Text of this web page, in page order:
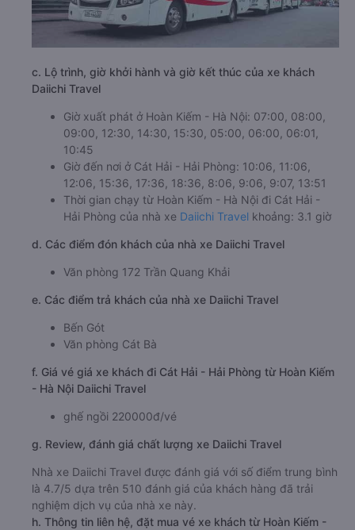
c. Lộ trình, giờ khởi hành và giờ kết thúc của xe khách
Daiichi Travel
Giờ xuất phát ở Hoàn Kiếm - Hà Nội: 07:00, 08:00,
09:00, 12:30, 14:30, 15:30, 05:00, 06:00, 06:01,
10:45
Giờ đến nơi ở Cát Hải - Hải Phòng: 10:06, 11:06,
12:06, 15:36, 17:36, 18:36, 8:06, 9:06, 9:07, 13:51
Thời gian chạy từ Hoàn Kiếm - Hà Nội đi Cát Hải -
Hải Phòng của nhà xe Daiichi Travel khoảng: 3.1 giờ
d. Các điểm đón khách của nhà xe Daiichi Travel
Văn phòng 172 Trần Quang Khải
e. Các điểm trả khách của nhà xe Daiichi Travel
Bến Gót
Văn phòng Cát Bà
f. Giá vé giá xe khách đi Cát Hải - Hải Phòng từ Hoàn Kiếm
- Hà Nội Daiichi Travel
ghế ngồi 220000đ/vé
g. Review, đánh giá chất lượng xe Daiichi Travel
Nhà xe Daiichi Travel được đánh giá với số điểm trung bình
là 4.7/5 dựa trên 510 đánh giá của khách hàng đã trải
nghiệm dịch vụ của nhà xe này.
h. Thông tin liên hệ, đặt mua vé xe khách từ Hoàn Kiếm -